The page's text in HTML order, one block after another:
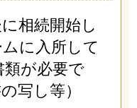
相続開始し
に入所して
が必要で
写し等）